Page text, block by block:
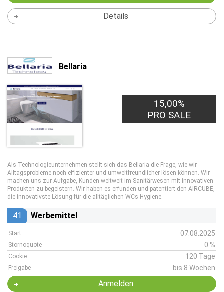
Details
Bellaria
15,00%
PRO SALE
Als Technologieunternehmen stellt sich das Bellaria die Frage, wie wir
Alltagsprobleme noch effizienter und umweltfreundlicher lösen können. Wir
machen uns zur Aufgabe, Kunden weltweit im Sanitärwesen mit innovativen
Produkten zu begeistern. Wir haben es erfunden und patentiert den AIRCUBE,
die innovativste Lösung für die alltäglichen WCs Hygiene.
41 Werbemittel
Start 07.08.2025
Stornoquote 0 %
Cookie 120 Tage
Freigabe bis 8 Wochen
Anmelden